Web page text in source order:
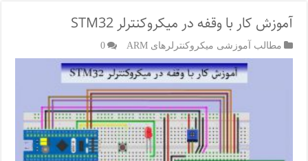
آموزش کار با وقفه در میکروکنترلر STM32
مطالب آموزشی میکروکنترلرهای ARM 0